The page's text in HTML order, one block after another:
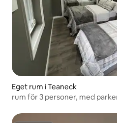
Eget rum i Teaneck
rum för 3 personer, med